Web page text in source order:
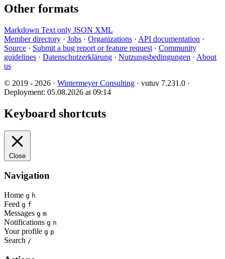
Other formats
Markdown Text only JSON XML
Member directory · Jobs · Organizations · API documentation ·
Source · Submit a bug report or feature request · Community
guidelines · Datenschutzerklärung · Nutzungsbedingungen · About
us
© 2019 - 2026 · Wintermeyer Consulting · vutuv 7.231.0 ·
Deployment: 05.08.2026 at 09:14
Keyboard shortcuts
Close
Navigation
Home g h
Feed g f
Messages g m
Notifications g n
Your profile g p
Search /